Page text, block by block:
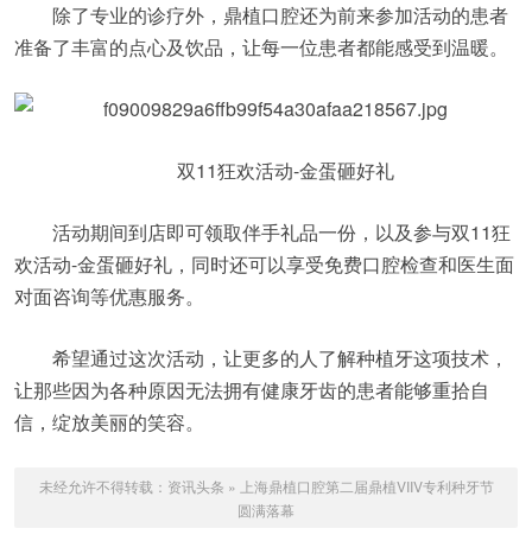
除了专业的诊疗外，鼎植口腔还为前来参加活动的患者
准备了丰富的点心及饮品，让每一位患者都能感受到温暖。
双11狂欢活动-金蛋砸好礼
活动期间到店即可领取伴手礼品一份，以及参与双11狂
欢活动-金蛋砸好礼，同时还可以享受免费口腔检查和医生面
对面咨询等优惠服务。
希望通过这次活动，让更多的人了解种植牙这项技术，
让那些因为各种原因无法拥有健康牙齿的患者能够重拾自
信，绽放美丽的笑容。
未经允许不得转载： 资讯头条 » 上海鼎植口腔第二届鼎植VIIV专利种牙节
圆满落幕